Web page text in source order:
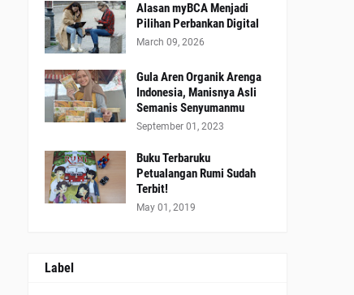
Alasan myBCA Menjadi
Pilihan Perbankan Digital
March 09, 2026
Gula Aren Organik Arenga
Indonesia, Manisnya Asli
Semanis Senyumanmu
September 01, 2023
Buku Terbaruku
Petualangan Rumi Sudah
Terbit!
May 01, 2019
Label